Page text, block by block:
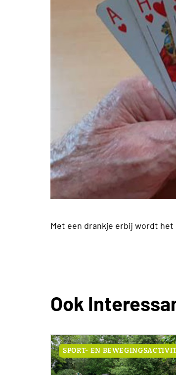
Met een drankje erbij wordt
Ook
SPORT- EN